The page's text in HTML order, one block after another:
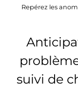
Repérez les
suivi de